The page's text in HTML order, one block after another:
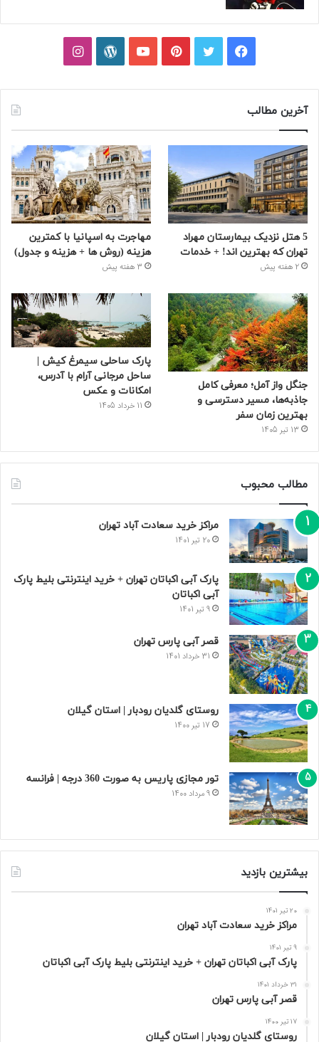
فیسبوکتوییترپینتریستیوتیوبوردپرساینستاگرام
آخرین مطالب
5 هتل نزدیک بیمارستان مهراد
تهران که بهترین‌ اند! + خدمات
2 هفته پیش
مهاجرت به اسپانیا با کمترین
هزینه (روش ها + هزینه و جدول)
3 هفته پیش
جنگل واز آمل؛ معرفی کامل
جاذبه‌ها، مسیر دسترسی و
بهترین زمان سفر
13 تیر 1405
پارک ساحلی سیمرغ کیش |
ساحل مرجانی آرام با آدرس،
امکانات و عکس
11 خرداد 1405
مطالب محبوب
مراکز خرید سعادت‌ آباد تهران
20 تیر 1401
پارک آبی اکباتان تهران + خرید اینترنتی بلیط پارک
آبی اکباتان
9 تیر 1401
قصر آبی پارس تهران
31 خرداد 1401
روستای گلدیان رودبار | استان گیلان
17 تیر 1400
تور مجازی پاریس به صورت 360 درجه | فرانسه
9 مرداد 1400
بیشترین بازدید
20 تیر 1401
مراکز خرید سعادت‌ آباد تهران
9 تیر 1401
پارک آبی اکباتان تهران + خرید اینترنتی بلیط پارک آبی اکباتان
31 خرداد 1401
قصر آبی پارس تهران
17 تیر 1400
روستای گلدیان رودبار | استان گیلان